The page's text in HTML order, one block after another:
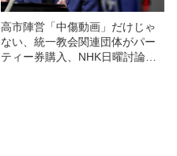
高市陣営「中傷動画」だけじゃ
ない、統一教会関連団体がパー
ティー券購入、NHK日曜討論ド